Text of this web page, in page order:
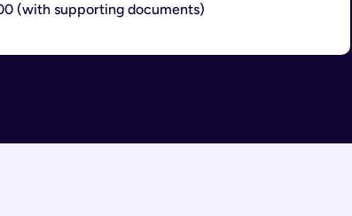
(with supporting documents)